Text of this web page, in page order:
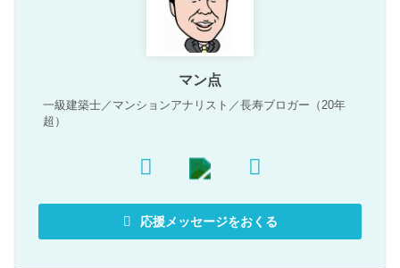
マン点
一級建築士／マンションアナリスト／長寿ブロガー（20年
超）
応援メッセージをおくる